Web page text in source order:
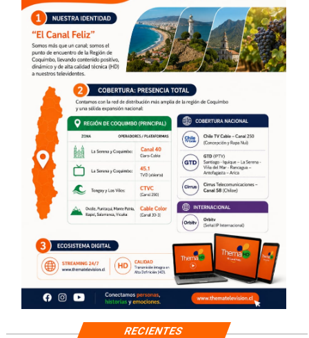
RECIENTES